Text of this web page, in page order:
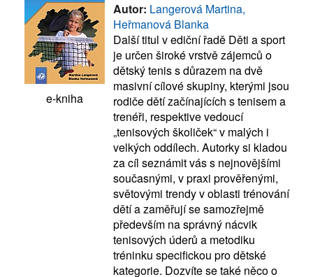
e-kniha
Autor: Langerová Martina,
Heřmanová Blanka
Další titul v ediční řadě Děti a sport
je určen široké vrstvě zájemců o
dětský tenis s důrazem na dvě
masivní cílové skupiny, kterými jsou
rodiče dětí začínajících s tenisem a
trenéři, respektive vedoucí
„tenisových školiček“ v malých i
velkých oddílech. Autorky si kladou
za cíl seznámit vás s nejnovějšími
současnými, v praxi prověřenými,
světovými trendy v oblasti trénování
dětí a zaměřují se samozřejmě
především na správný nácvik
tenisových úderů a metodiku
tréninku specifickou pro dětské
kategorie. Dozvíte se také něco o